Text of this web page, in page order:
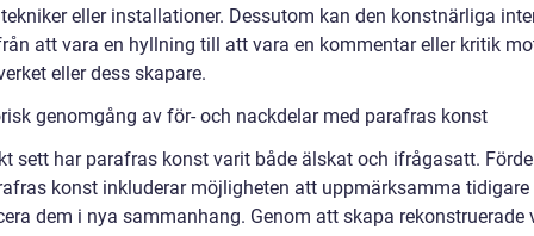
eller installationer. Dessutom kan den konstnärliga
att vara en hyllning till att vara en kommentar eller kritik
eller dess skapare.
genomgång av för- och nackdelar med parafras konst
sett har parafras konst varit både älskat och ifrågasatt.
konst inkluderar möjligheten att uppmärksamma tidigare
dem i nya sammanhang. Genom att skapa rekonstruerade